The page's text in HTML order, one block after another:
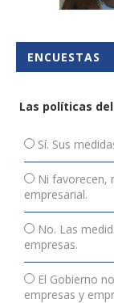
ENCUESTAS
Las políticas
Sí. Sus
Ni favorecen,
empresarial.
No. Las
empresas.
El Gobierno
empresas y